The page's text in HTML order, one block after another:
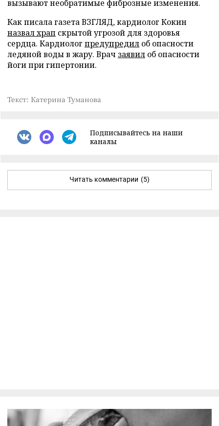
вызывают необратимые фиброзные изменения.
Как писала газета ВЗГЛЯД, кардиолог Кокин
назвал храп скрытой угрозой для здоровья
сердца. Кардиолог предупредил об опасности
ледяной воды в жару. Врач заявил об опасности
йоги при гипертонии.
Текст: Катерина Туманова
Подписывайтесь на наши
каналы
Читать комментарии (5)